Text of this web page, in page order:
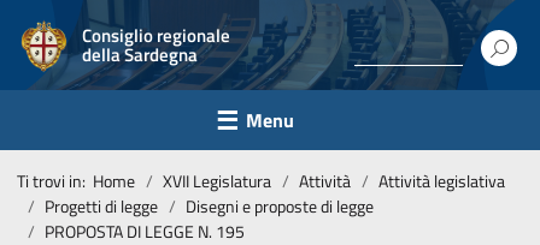
Consiglio regionale
della Sardegna
Menu
Ti trovi in: Home XVII Legislatura Attività
Attività legislativa
Progetti di legge
Disegni e proposte di legge
PROPOSTA DI LEGGE N. 195